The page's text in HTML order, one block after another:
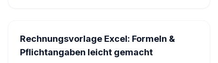
Rechnungsvorlage Excel: Formeln &
Pflichtangaben leicht gemacht